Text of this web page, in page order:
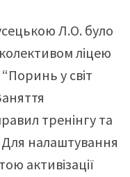
Л.О. було
ліцею
у світ
тренінгу та
Для налаштування
активізації